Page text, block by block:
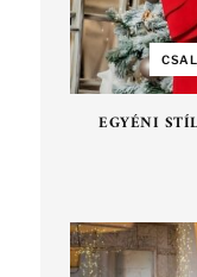
EGYÉNI